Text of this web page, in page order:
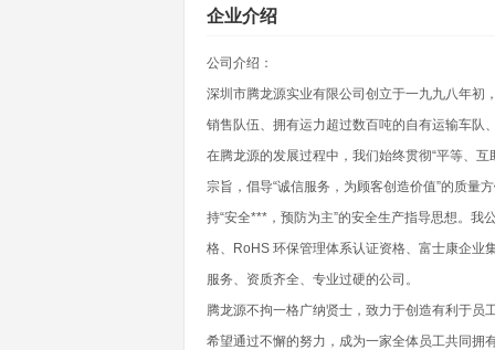
企业介绍
公司介绍：
深圳市腾龙源实业有限公司创立于一九九八年初
销售队伍、拥有运力超过数百吨的自有运输车队
在腾龙源的发展过程中，我们始终贯彻“平等、
宗旨，倡导“诚信服务，为顾客创造价值”的质量
持“安全***，预防为主”的安全生产指导思想。
格、RoHS 环保管理体系认证资格、富士康企业
服务、资质齐全、专业过硬的公司。
腾龙源不拘一格广纳贤士，致力于创造有利于员
希望通过不懈的努力，成为一家全体员工共同拥